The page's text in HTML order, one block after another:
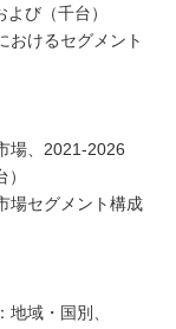
び（千台）
おけるセグメント
場、2021-2026
場セグメント構成
域・国別、